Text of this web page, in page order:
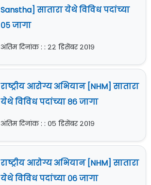
Sanstha] सातारा येथे विविध पदांच्या
०५ जागा
अंतिम दिनांक : : २२ डिसेंबर २०१९
राष्ट्रीय आरोग्य अभियान [NHM] सातारा
येथे विविध पदांच्या ८६ जागा
अंतिम दिनांक : : ०५ डिसेंबर २०१९
राष्ट्रीय आरोग्य अभियान [NHM] सातारा
येथे विविध पदांच्या ०६ जागा